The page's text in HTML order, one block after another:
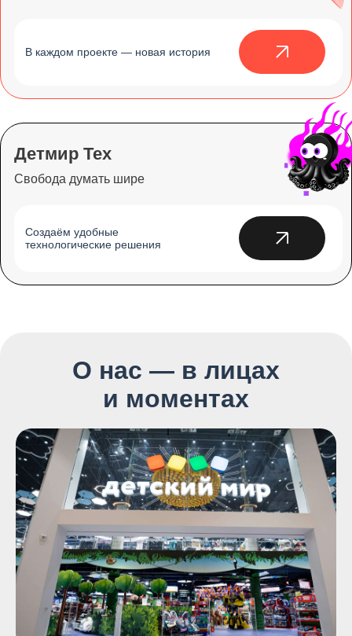
В каждом проекте — новая история
Детмир Тех
Свобода думать шире
Создаём удобные
технологические решения
О нас — в лицах
и моментах